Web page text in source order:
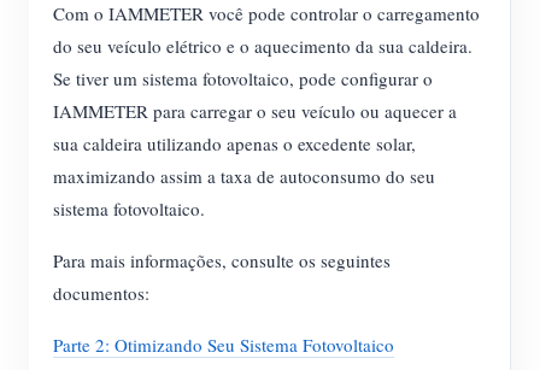
Com o IAMMETER você pode controlar o carregamento
do seu veículo elétrico e o aquecimento da sua caldeira.
Se tiver um sistema fotovoltaico, pode configurar o
IAMMETER para carregar o seu veículo ou aquecer a
sua caldeira utilizando apenas o excedente solar,
maximizando assim a taxa de autoconsumo do seu
sistema fotovoltaico.
Para mais informações, consulte os seguintes
documentos:
Parte 2: Otimizando Seu Sistema Fotovoltaico